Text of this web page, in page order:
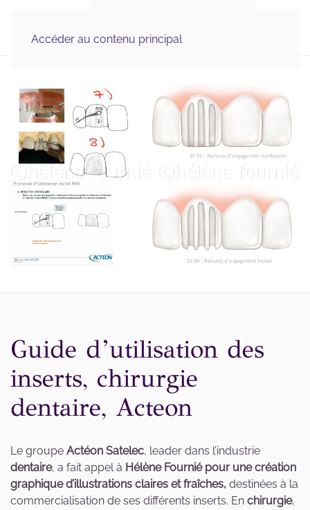
Accéder au contenu principal
& Scientifique, Graphisme
Guide d’utilisation des
inserts, chirurgie
dentaire, Acteon
Le groupe Actéon Satelec, leader dans l’industrie
dentaire, a fait appel à Hélène Fournié pour une création
graphique d’illustrations claires et fraîches, destinées à la
commercialisation de ses différents inserts. En chirurgie,